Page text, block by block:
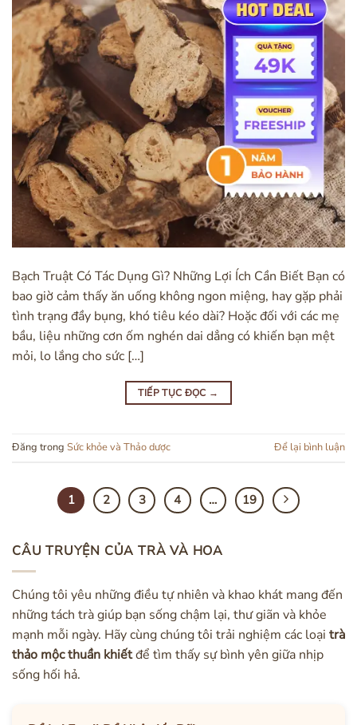
Bạch Truật Có Tác Dụng Gì? Những Lợi Ích Cần Biết Bạn có
bao giờ cảm thấy ăn uống không ngon miệng, hay gặp phải
tình trạng đầy bụng, khó tiêu kéo dài? Hoặc đối với các mẹ
bầu, liệu những cơn ốm nghén dai dẳng có khiến bạn mệt
mỏi, lo lắng cho sức […]
TIẾP TỤC ĐỌC →
Đăng trong Sức khỏe và Thảo dược Để lại bình luận
1 2 3 4 … 19
CÂU TRUYỆN CỦA TRÀ VÀ HOA
Chúng tôi yêu những điều tự nhiên và khao khát mang đến
những tách trà giúp bạn sống chậm lại, thư giãn và khỏe
mạnh mỗi ngày. Hãy cùng chúng tôi trải nghiệm các loại trà
thảo mộc thuần khiếtđể tìm thấy sự bình yên giữa nhịp
sống hối hả.